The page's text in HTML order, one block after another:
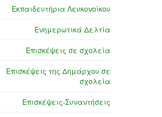
Εκπαιδευτήρια Λευκονοίκου
Ενημερωτικά Δελτία
Επισκέψεις σε σχολεία
Επισκέψεις της Δημάρχου σε
σχολεία
Επισκέψεις-Συναντήσεις